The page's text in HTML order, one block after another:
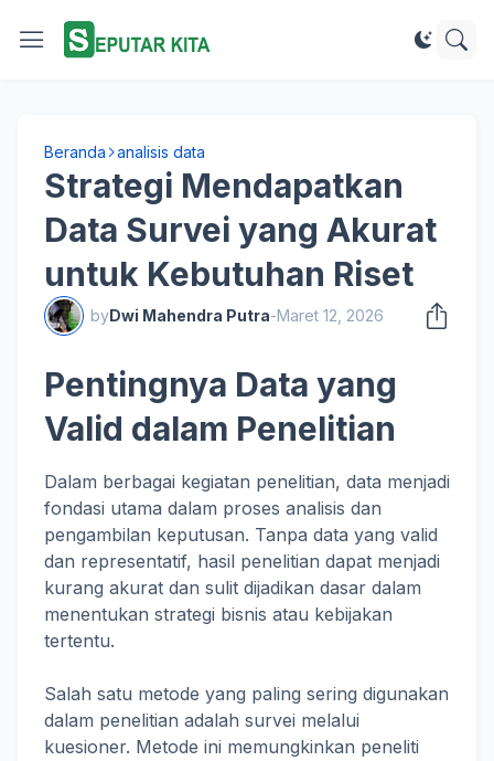
Beranda analisis data
Strategi Mendapatkan
Data Survei yang Akurat
untuk Kebutuhan Riset
byDwi Mahendra Putra-Maret 12, 2026
Pentingnya Data yang
Valid dalam Penelitian
Dalam berbagai kegiatan penelitian, data menjadi
fondasi utama dalam proses analisis dan
pengambilan keputusan. Tanpa data yang valid
dan representatif, hasil penelitian dapat menjadi
kurang akurat dan sulit dijadikan dasar dalam
menentukan strategi bisnis atau kebijakan
tertentu.
Salah satu metode yang paling sering digunakan
dalam penelitian adalah survei melalui
kuesioner. Metode ini memungkinkan peneliti